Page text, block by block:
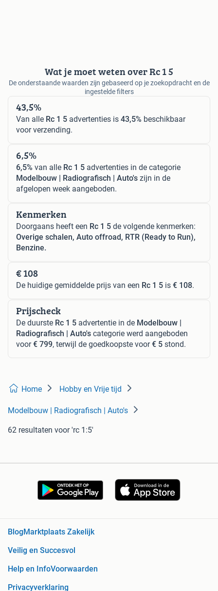
Wat je moet weten over Rc 1 5
De onderstaande waarden zijn gebaseerd op je zoekopdracht en de
ingestelde filters
43,5%
Van alle Rc 1 5 advertenties is 43,5% beschikbaar
voor verzending.
6,5%
6,5% van alle Rc 1 5 advertenties in de categorie
Modelbouw | Radiografisch | Auto's zijn in de
afgelopen week aangeboden.
Kenmerken
Doorgaans heeft een Rc 1 5 de volgende kenmerken:
Overige schalen, Auto offroad, RTR (Ready to Run),
Benzine.
€ 108
De huidige gemiddelde prijs van een Rc 1 5 is € 108.
Prijscheck
De duurste Rc 1 5 advertentie in de Modelbouw |
Radiografisch | Auto's categorie werd aangeboden
voor€ 799, terwijl de goedkoopste voor€ 5 stond.
Home Hobby en Vrije tijd
Modelbouw | Radiografisch | Auto's
62 resultaten voor 'rc 1:5'
Blog Marktplaats Zakelijk
Veilig en Succesvol
Help en InfoVoorwaarden
Privacyverklaring